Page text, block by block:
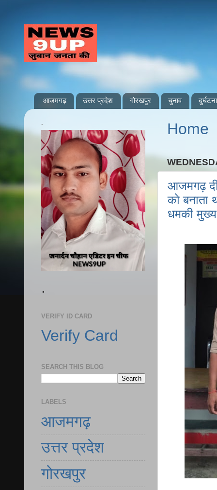
आजमगढ़ उत्तर प्रदेश गोरखपुर चुनाव दुर्घटना
Home
आजमगढ़
को बनाता
धमकी मुख्य
.
.
VERIFY ID CARD
Verify Card
SEARCH THIS BLOG
LABELS
आजमगढ़
उत्तर प्रदेश
गोरखपुर